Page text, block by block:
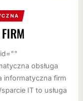
obsługa
informatyczna firm
IT to usługa